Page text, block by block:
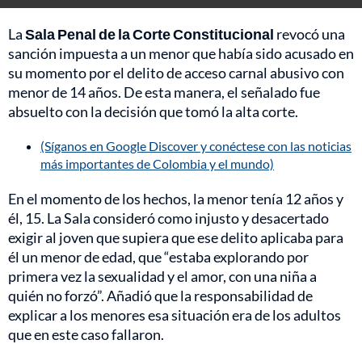
LaSala Penal de la Corte Constitucional revocó una
sanción impuesta a un menor que había sido acusado en
su momento por el delito de acceso carnal abusivo con
menor de 14 años. De esta manera, el señalado fue
absuelto con la decisión que tomó la alta corte.
(Síganos en Google Discover y conéctese con las noticias
más importantes de Colombia y el mundo)
En el momento de los hechos, la menor tenía 12 años y
él, 15. La Sala consideró como injusto y desacertado
exigir al joven que supiera que ese delito aplicaba para
él un menor de edad, que “estaba explorando por
primera vez la sexualidad y el amor, con una niña a
quién no forzó”. Añadió que la responsabilidad de
explicar a los menores esa situación era de los adultos
que en este caso fallaron.